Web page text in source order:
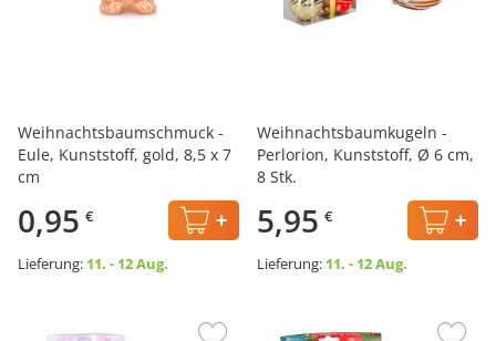
Weihnachtsbaumschmuck -
Eule, Kunststoff, gold, 8,5 х 7
cm
0,95 €
Lieferung: 11. - 12 Aug.
Weihnachtsbaumkugeln -
Perlorion, Kunststoff, Ø 6 cm,
8 Stk.
5,95 €
Lieferung: 11. - 12 Aug.